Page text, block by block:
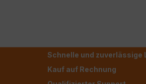
Schnelle und zuverlässige
Kauf auf Rechnung